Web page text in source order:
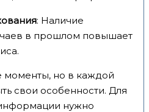
: Наличие
в прошлом повышает
моменты, но в каждой
свои особенности. Для
нужно